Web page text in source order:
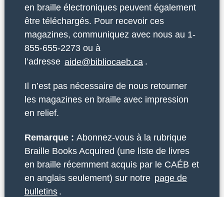
en braille électroniques peuvent également
être téléchargés. Pour recevoir ces
magazines, communiquez avec nous au 1-
855-655-2273 ou à
l’adresse aide@bibliocaeb.ca .
Il n’est pas nécessaire de nous retourner
les magazines en braille avec impression
en relief.
Remarque : Abonnez-vous à la rubrique
Braille Books Acquired (une liste de livres
en braille récemment acquis par le CAÉB et
en anglais seulement) sur notre page de
bulletins .